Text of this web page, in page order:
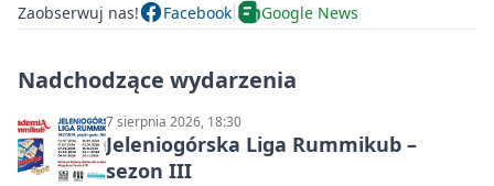
Zaobserwuj nas! Facebook Google News
Nadchodzące wydarzenia
7 sierpnia 2026, 18:30
Jeleniogórska Liga Rummikub –
sezon III